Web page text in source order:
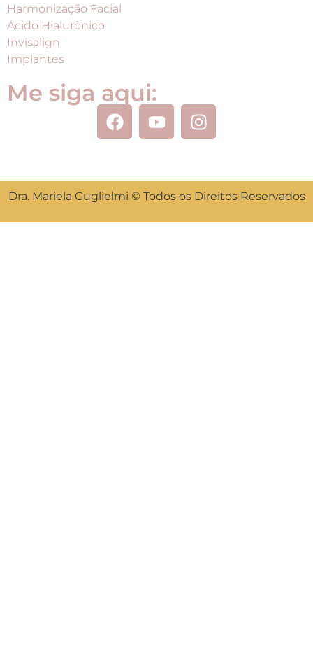
Harmonização Facial
Ácido Hialurônico
Invisalign
Implantes
Me siga aqui:
Dra. Mariela Guglielmi © Todos os Direitos Reservados